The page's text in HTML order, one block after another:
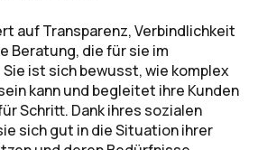
auf Transparenz, Verbindlichkeit
Beratung, die für sie im
ist sich bewusst, wie komplex
kann und begleitet ihre Kunden
Schritt. Dank ihres sozialen
sich gut in die Situation ihrer